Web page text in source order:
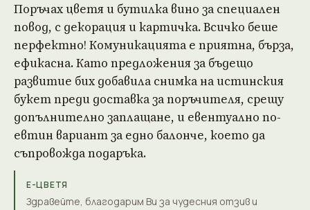
Поръчах цветя и бутилка вино за специален
повод, с декорация и картичка. Всичко беше
перфектно! Комуникацията е приятна, бърза,
ефикасна. Като предложения за бъдещо
развитие бих добавила снимка на истинския
букет преди доставка за поръчителя, срещу
допълнително заплащане, и евентуално по-
евтин вариант за едно балонче, което да
съпровожда подаръка.
Е-ЦВЕТЯ
Здравейте, благодарим Ви за чудесния отзив и